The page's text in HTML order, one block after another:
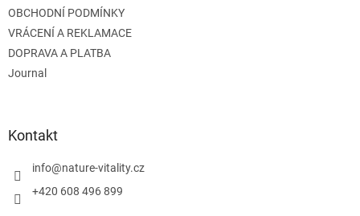
OBCHODNÍ PODMÍNKY
VRÁCENÍ A REKLAMACE
DOPRAVA A PLATBA
Journal
Kontakt
info@nature-vitality.cz
+420 608 496 899